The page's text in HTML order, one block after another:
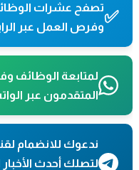
✅تصفح عشرات
وفرص العمل عبر
لمتابعة الوظائف
المتقدمون عبر
ندعوك للانضمام
لتصلك أحدث الأخبار